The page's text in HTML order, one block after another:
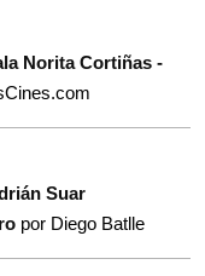
Norita Cortiñas -
Suar
por Diego Batlle